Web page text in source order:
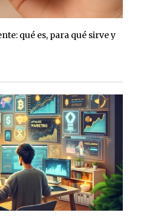
qué es, para qué sirve y